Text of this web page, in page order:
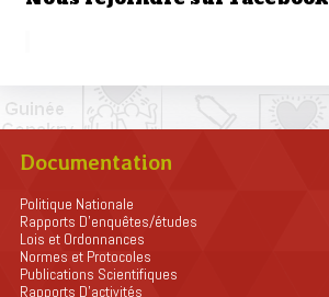
Documentation
Politique Nationale
Rapports D’enquêtes/études
Lois et Ordonnances
Normes et Protocoles
Publications Scientifiques
Rapports D’activités